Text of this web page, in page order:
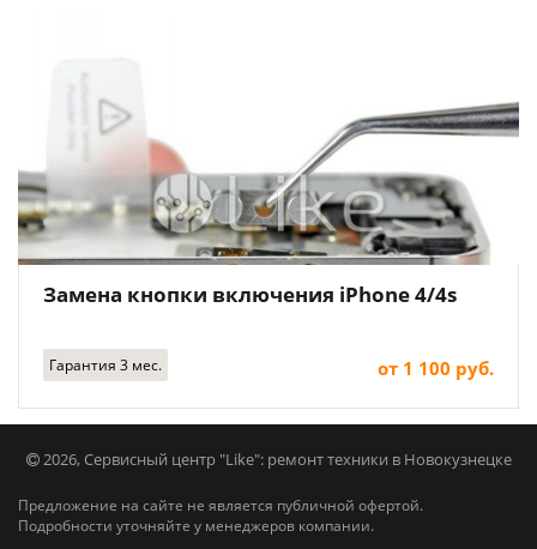
Замена кнопки включения iPhone 4/4s
Гарантия 3 мес. от 1 100 руб.
2026, Сервисный центр "Like": ремонт техники в Новокузнецке
Предложение на сайте не является публичной офертой.
Подробности уточняйте у менеджеров компании.